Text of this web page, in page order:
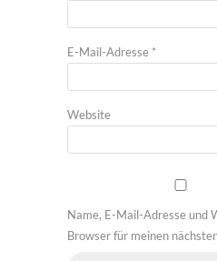
E-Mail-Adresse *
Website
Name, E-Mail-Adresse und
Browser für meinen